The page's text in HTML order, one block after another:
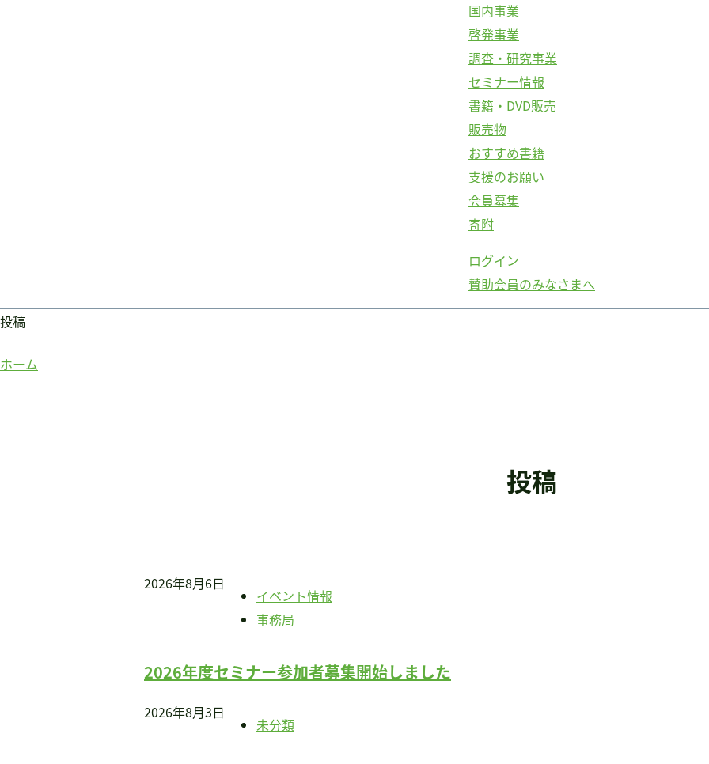
国内事業
啓発事業
調査・研究事業
セミナー情報
書籍・DVD販売
販売物
おすすめ書籍
支援のお願い
会員募集
寄附
ログイン
賛助会員のみなさまへ
投稿
ホーム
投稿
2026年8月6日
イベント情報
事務局
2026年度セミナー参加者募集開始しました
2026年8月3日
未分類
アジア知的障害連盟
途上国支援
調査・研究事業
書籍・DVD販売